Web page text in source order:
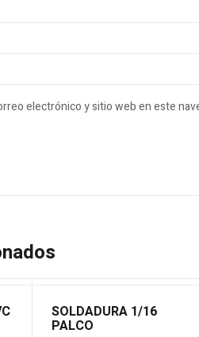
electrónico y sitio web en este
SOLDADURA 1/16
PALCO